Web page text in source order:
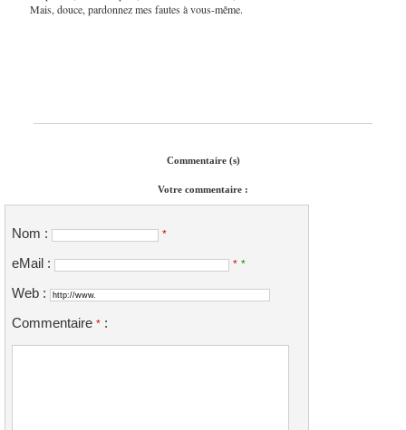
Mais, douce, pardonnez mes fautes à vous-même.
Commentaire (s)
Votre commentaire :
Nom : *
eMail : * *
Web :
Commentaire * :